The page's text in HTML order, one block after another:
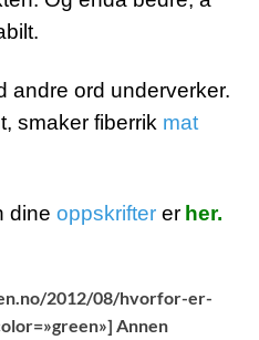
andre ord underverker.
smaker fiberrik mat
dine oppskrifter er her.
2012/08/hvorfor-er-
Annen